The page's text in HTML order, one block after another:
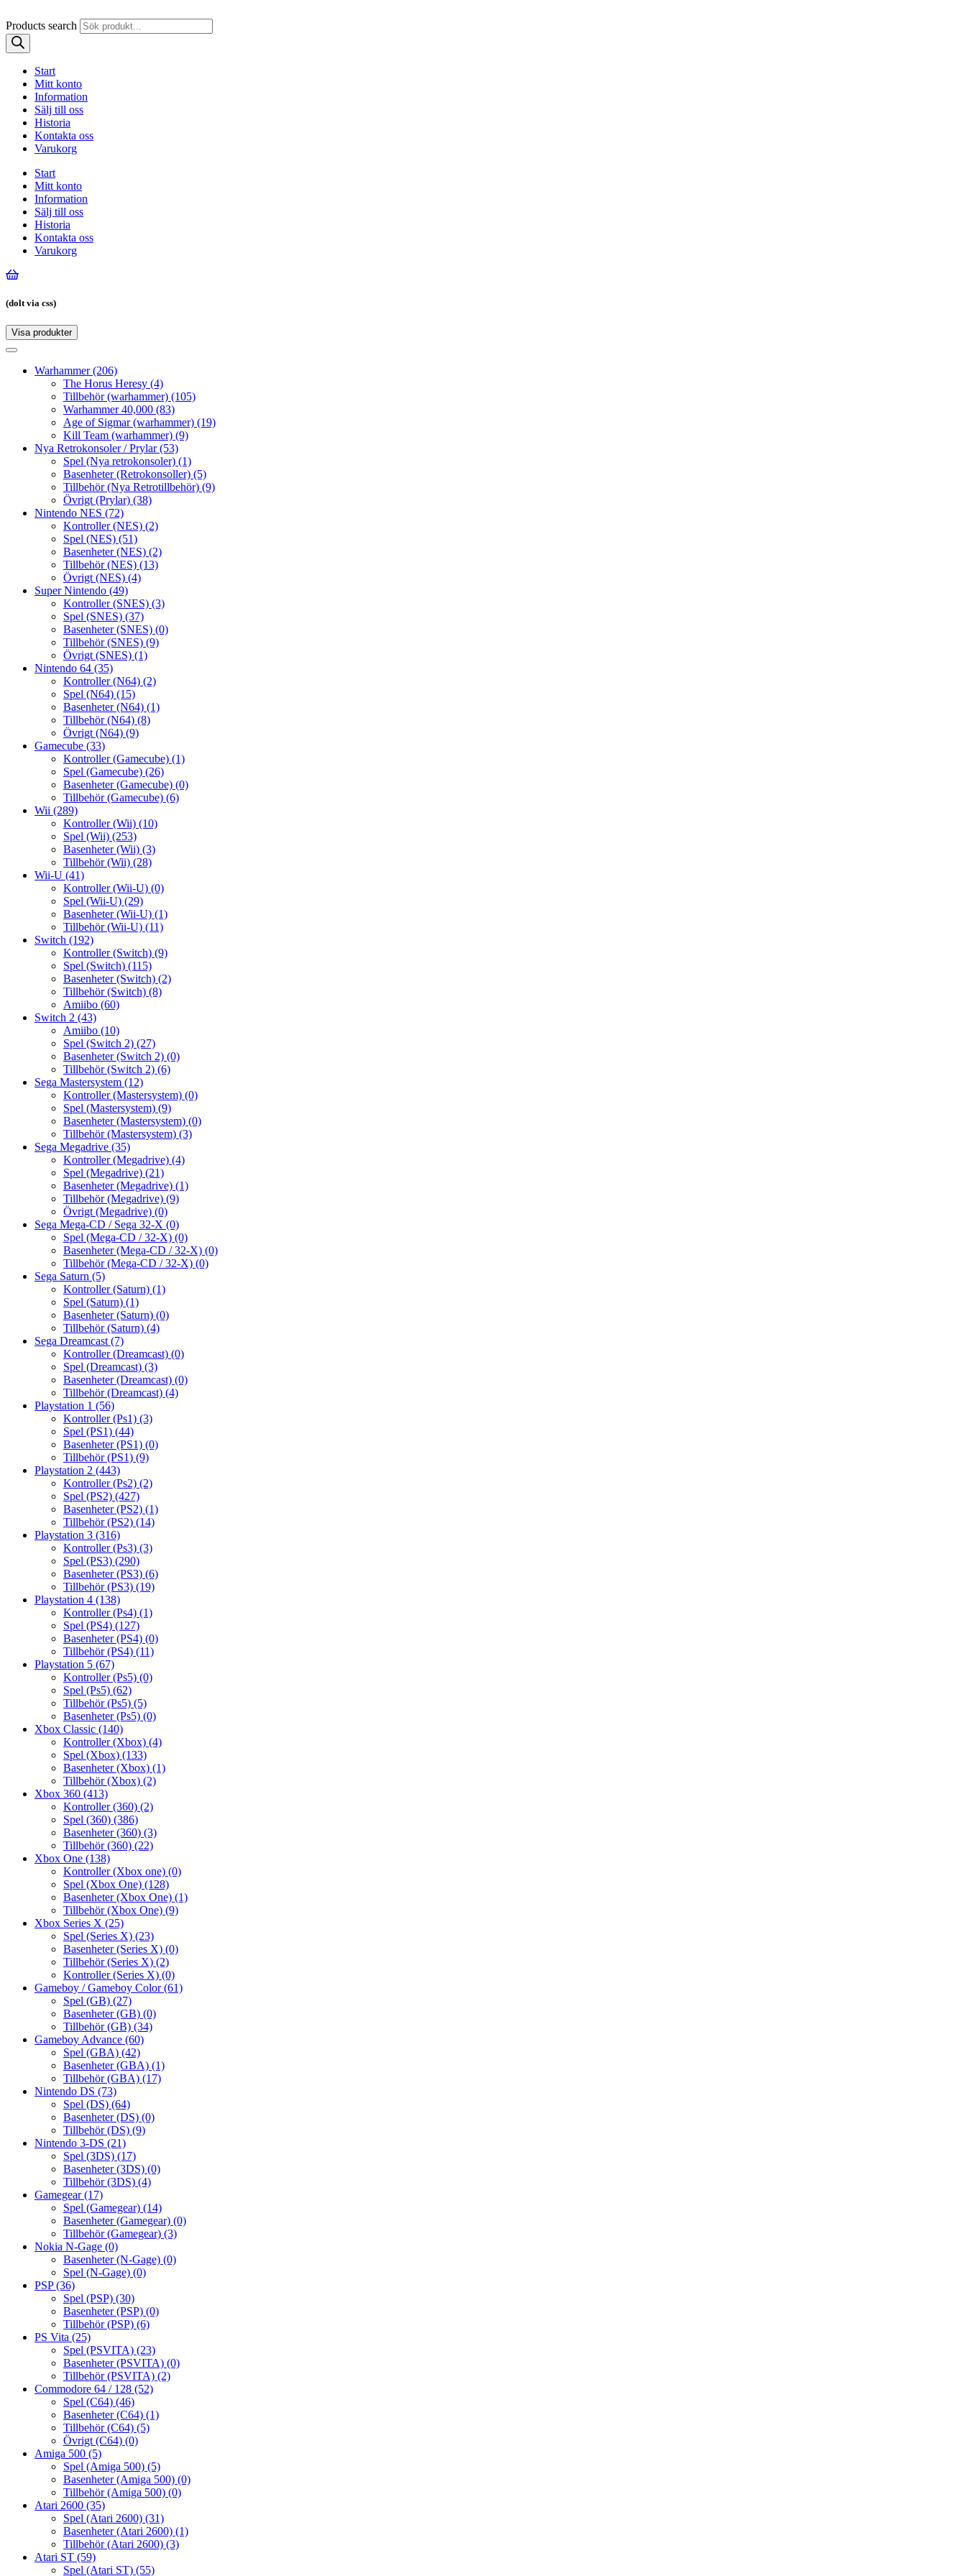
Products search
Start
Mitt konto
Information
Sälj till oss
Historia
Kontakta oss
Varukorg
Start
Mitt konto
Information
Sälj till oss
Historia
Kontakta oss
Varukorg
(dolt via css)
Visa produkter
Toggle
Toggle
navigationWarhammer(206)
The Horus Heresy (4)
Tillbehör (warhammer) (105)
Warhammer 40,000 (83)
Age of Sigmar (warhammer) (19)
Kill Team (warhammer) (9)
Nya Retrokonsoler / Prylar(53)
Spel (Nya retrokonsoler) (1)
Basenheter (Retrokonsoller) (5)
Tillbehör (Nya Retrotillbehör) (9)
Övrigt (Prylar) (38)
Nintendo NES (72)
Kontroller (NES) (2)
Spel (NES) (51)
Basenheter (NES) (2)
Tillbehör (NES) (13)
Övrigt (NES) (4)
Super Nintendo (49)
Kontroller (SNES) (3)
Spel (SNES) (37)
Basenheter (SNES) (0)
Tillbehör (SNES) (9)
Övrigt (SNES) (1)
Nintendo 64 (35)
Kontroller (N64) (2)
Spel (N64) (15)
Basenheter (N64) (1)
Tillbehör (N64) (8)
Övrigt (N64) (9)
Gamecube (33)
Kontroller (Gamecube) (1)
Spel (Gamecube) (26)
Basenheter (Gamecube) (0)
Tillbehör (Gamecube) (6)
Wii (289)
Kontroller (Wii) (10)
Spel (Wii) (253)
Basenheter (Wii) (3)
Tillbehör (Wii) (28)
Wii-U (41)
Kontroller (Wii-U) (0)
Spel (Wii-U) (29)
Basenheter (Wii-U) (1)
Tillbehör (Wii-U) (11)
Switch (192)
Kontroller (Switch) (9)
Spel (Switch) (115)
Basenheter (Switch) (2)
Tillbehör (Switch) (8)
Amiibo (60)
Switch 2 (43)
Amiibo (10)
Spel (Switch 2) (27)
Basenheter (Switch 2) (0)
Tillbehör (Switch 2) (6)
Sega Mastersystem (12)
Kontroller (Mastersystem) (0)
Spel (Mastersystem) (9)
Basenheter (Mastersystem) (0)
Tillbehör (Mastersystem) (3)
Sega Megadrive (35)
Kontroller (Megadrive) (4)
Spel (Megadrive) (21)
Basenheter (Megadrive) (1)
Tillbehör (Megadrive) (9)
Övrigt (Megadrive) (0)
Sega Mega-CD / Sega 32-X (0)
Spel (Mega-CD / 32-X) (0)
Basenheter (Mega-CD / 32-X) (0)
Tillbehör (Mega-CD / 32-X) (0)
Sega Saturn (5)
Kontroller (Saturn) (1)
Spel (Saturn) (1)
Basenheter (Saturn) (0)
Tillbehör (Saturn) (4)
Sega Dreamcast (7)
Kontroller (Dreamcast) (0)
Spel (Dreamcast) (3)
Basenheter (Dreamcast) (0)
Tillbehör (Dreamcast) (4)
Playstation 1 (56)
Kontroller (Ps1) (3)
Spel (PS1) (44)
Basenheter (PS1) (0)
Tillbehör (PS1) (9)
Playstation 2 (443)
Kontroller (Ps2) (2)
Spel (PS2) (427)
Basenheter (PS2) (1)
Tillbehör (PS2) (14)
Playstation 3 (316)
Kontroller (Ps3) (3)
Spel (PS3) (290)
Basenheter (PS3) (6)
Tillbehör (PS3) (19)
Playstation 4 (138)
Kontroller (Ps4) (1)
Spel (PS4) (127)
Basenheter (PS4) (0)
Tillbehör (PS4) (11)
Playstation 5 (67)
Kontroller (Ps5) (0)
Spel (Ps5) (62)
Tillbehör (Ps5) (5)
Basenheter (Ps5) (0)
Xbox Classic (140)
Kontroller (Xbox) (4)
Spel (Xbox) (133)
Basenheter (Xbox) (1)
Tillbehör (Xbox) (2)
Xbox 360 (413)
Kontroller (360) (2)
Spel (360) (386)
Basenheter (360) (3)
Tillbehör (360) (22)
Xbox One (138)
Kontroller (Xbox one) (0)
Spel (Xbox One) (128)
Basenheter (Xbox One) (1)
Tillbehör (Xbox One) (9)
Xbox Series X (25)
Spel (Series X) (23)
Basenheter (Series X) (0)
Tillbehör (Series X) (2)
Kontroller (Series X) (0)
Gameboy / Gameboy Color(61)
Spel (GB) (27)
Basenheter (GB) (0)
Tillbehör (GB) (34)
Gameboy Advance (60)
Spel (GBA) (42)
Basenheter (GBA) (1)
Tillbehör (GBA) (17)
Nintendo DS (73)
Spel (DS) (64)
Basenheter (DS) (0)
Tillbehör (DS) (9)
Nintendo 3-DS (21)
Spel (3DS) (17)
Basenheter (3DS) (0)
Tillbehör (3DS) (4)
Gamegear(17)
Spel (Gamegear) (14)
Basenheter (Gamegear) (0)
Tillbehör (Gamegear) (3)
Nokia N-Gage (0)
Basenheter (N-Gage) (0)
Spel (N-Gage) (0)
PSP(36)
Spel (PSP) (30)
Basenheter (PSP) (0)
Tillbehör (PSP) (6)
PS Vita (25)
Spel (PSVITA) (23)
Basenheter (PSVITA) (0)
Tillbehör (PSVITA) (2)
Commodore 64 / 128 (52)
Spel (C64) (46)
Basenheter (C64) (1)
Tillbehör (C64) (5)
Övrigt (C64) (0)
Amiga 500 (5)
Spel (Amiga 500) (5)
Basenheter (Amiga 500) (0)
Tillbehör (Amiga 500) (0)
Atari 2600 (35)
Spel (Atari 2600) (31)
Basenheter (Atari 2600) (1)
Tillbehör (Atari 2600) (3)
Atari ST (59)
Spel (Atari ST) (55)